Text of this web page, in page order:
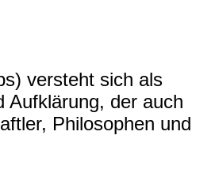
versteht sich als
Aufklärung, der auch
Philosophen und